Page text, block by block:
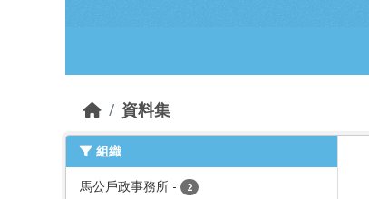
資料集
組織
馬公戶政事務所 - 2